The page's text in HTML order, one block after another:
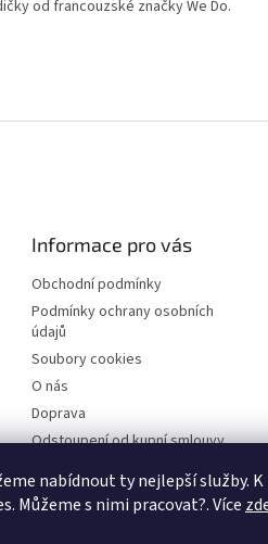
nabídnout ty nejlepší služby. K
Můžeme s nimi pracovat?. Více
od francouzské značky We Do.
Informace pro vás
Obchodní podmínky
Podmínky ochrany osobních
údajů
Soubory cookies
O nás
Doprava
Odstoupení od kupní smlouvy
Reklamace